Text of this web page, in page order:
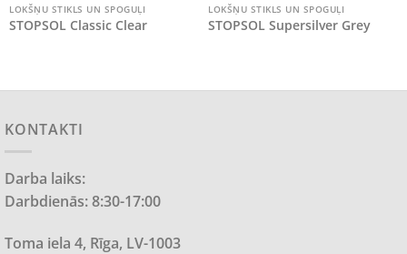
LOKŠŅU STIKLS UN SPOGUĻI
STOPSOL Classic Clear
LOKŠŅU STIKLS UN SPOGUĻI
STOPSOL Supersilver Grey
KONTAKTI
Darba laiks:
Darbdienās: 8:30-17:00
Toma iela 4, Rīga, LV-1003